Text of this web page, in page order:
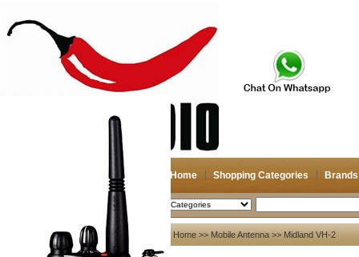
Home Shopping Categories Brands
2026-08-07 Search
My account Home >> Mobile Antenna >> Midland VH-2